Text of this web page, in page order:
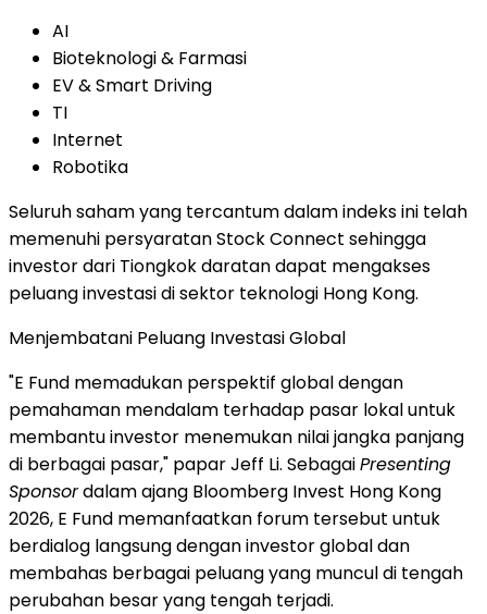
AI
Bioteknologi & Farmasi
EV & Smart Driving
TI
Internet
Robotika
Seluruh saham yang tercantum dalam indeks ini telah
memenuhi persyaratan Stock Connect sehingga
investor dari Tiongkok daratan dapat mengakses
peluang investasi di sektor teknologi Hong Kong.
Menjembatani Peluang Investasi Global
"E Fund memadukan perspektif global dengan
pemahaman mendalam terhadap pasar lokal untuk
membantu investor menemukan nilai jangka panjang
di berbagai pasar," papar Jeff Li. SebagaiPresenting
Sponsordalam ajang Bloomberg Invest Hong Kong
2026, E Fund memanfaatkan forum tersebut untuk
berdialog langsung dengan investor global dan
membahas berbagai peluang yang muncul di tengah
perubahan besar yang tengah terjadi.